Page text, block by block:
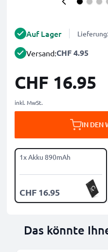
Auf Lager
Versand:CHF 4.95
CHF 16.95
inkl. MwSt.
IN DEN
1x Akku 890mAh
CHF 16.95
Das könnte